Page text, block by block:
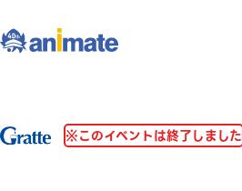
※このイベントは終了しました